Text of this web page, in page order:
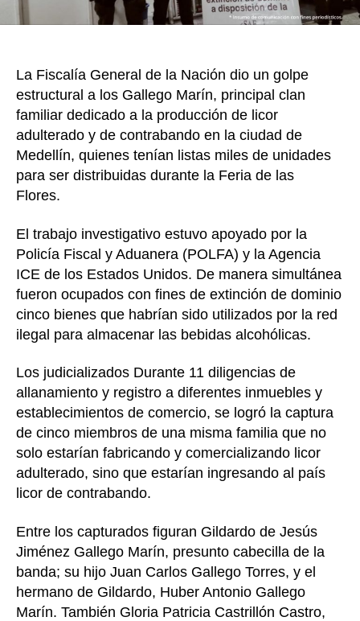
y
La Fiscalía General de la Nación dio un golpe
estructural a los Gallego Marín, principal clan
familiar dedicado a la producción de licor
adulterado y de contrabando en la ciudad de
Medellín, quienes tenían listas miles de unidades
para ser distribuidas durante la Feria de las
Flores.
El trabajo investigativo estuvo apoyado por la
Policía Fiscal y Aduanera (POLFA) y la Agencia
ICE de los Estados Unidos. De manera simultánea
fueron ocupados con fines de extinción de dominio
cinco bienes que habrían sido utilizados por la red
ilegal para almacenar las bebidas alcohólicas.
Los judicializados Durante 11 diligencias de
allanamiento y registro a diferentes inmuebles y
establecimientos de comercio, se logró la captura
de cinco miembros de una misma familia que no
solo estarían fabricando y comercializando licor
adulterado, sino que estarían ingresando al país
licor de contrabando.
Entre los capturados figuran Gildardo de Jesús
Jiménez Gallego Marín, presunto cabecilla de la
banda; su hijo Juan Carlos Gallego Torres, y el
hermano de Gildardo, Huber Antonio Gallego
Marín. También Gloria Patricia Castrillón Castro,